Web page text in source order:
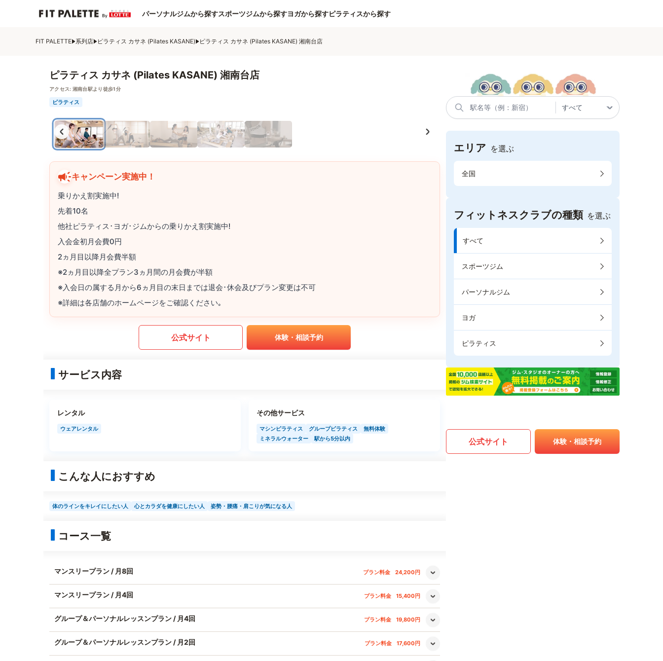
パーソナルジムから探すスポーツジムから探すヨガから探すピラティスから探す
FIT PALETTE 系列店 ピラティス カサネ (Pilates KASANE) ピラティス カサネ (Pilates KASANE) 湘南台店
ピラティス カサネ (Pilates KASANE) 湘南台店
アクセス: 湘南台駅より徒歩1分
ピラティス
キャンペーン実施中！
乗りかえ割実施中!
先着10名
他社ピラティス･ヨガ･ジムからの乗りかえ割実施中!
入会金初月会費0円
2ヵ月目以降月会費半額
※2ヵ月目以降全プラン3ヵ月間の月会費が半額
※入会日の属する月から6ヵ月目の末日までは退会･休会及びプラン変更は不可
※詳細は各店舗のホームページをご確認ください｡
公式サイト 体験・相談予約
サービス内容
レンタル
ウェアレンタル
その他サービス
マシンピラティス グループピラティス
無料体験
ミネラルウォーター
駅から5分以内
こんな人におすすめ
体のラインをキレイにしたい人 心とカラダを健康にしたい人 姿勢・腰痛・肩こりが気になる人
コース一覧
マンスリープラン / 月8回 プラン料金 24,200円
マンスリープラン / 月4回 プラン料金 15,400円
グループ＆パーソナルレッスンプラン / 月4回 プラン料金 19,800円
グループ＆パーソナルレッスンプラン / 月2回 プラン料金 17,600円
エリア を選ぶ
全国
フィットネスクラブの種類 を選ぶ
すべて
スポーツジム
パーソナルジム
ヨガ
ピラティス
公式サイト 体験・相談予約